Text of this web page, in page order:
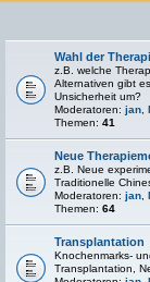
Wahl der
z.B. welche
Alternativen gibt
Unsicherheit um?
Moderatoren: jan
Themen: 41
Neue
z.B. Neue
Traditionelle
Moderatoren: jan
Themen: 64
Transplantation
Knochenmarks-
Transplantation,